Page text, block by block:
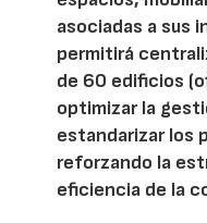
asociadas a sus
permitirá
de 60 edificios
optimizar la
estandarizar los
reforzando la
eficiencia de la